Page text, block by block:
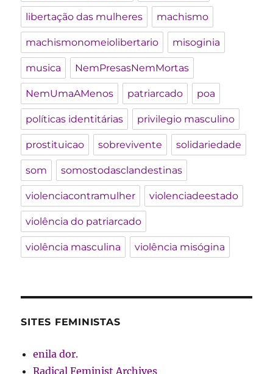
libertação das mulheres machismo
machismonomeiolibertario misoginia
musica NemPresasNemMortas
NemUmaAMenos patriarcado poa
políticas identitárias privilegio masculino
prostituicao sobrevivente solidariedade
som somostodasclandestinas
violenciacontramulher violenciadeestado
violência do patriarcado
violência masculina violência misógina
SITES FEMINISTAS
enila dor.
Radical Feminist Archives